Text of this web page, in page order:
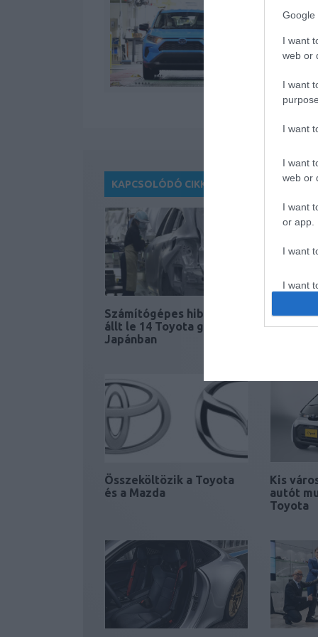
Google
I want
web or
I want
I want
I want
web or
I want
or app.
I want
I want
KAPCSOLÓDÓ CIKKEK
Számítógépes hiba miatt
állt le 14 Toyota gyár
Japánban
Toyota
Összeköltözik a Toyota
és a Mazda
Kis
autót
Toyota